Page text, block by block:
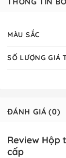
MÀU SẮC
SỐ LƯỢNG GIÁ
ĐÁNH GIÁ (0)
Review Hộp
cấp